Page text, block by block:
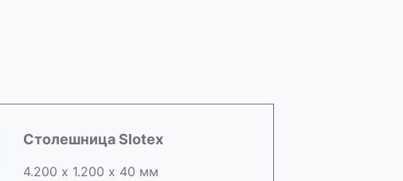
Столешница Slotex
4.200 х 1.200 х 40 мм